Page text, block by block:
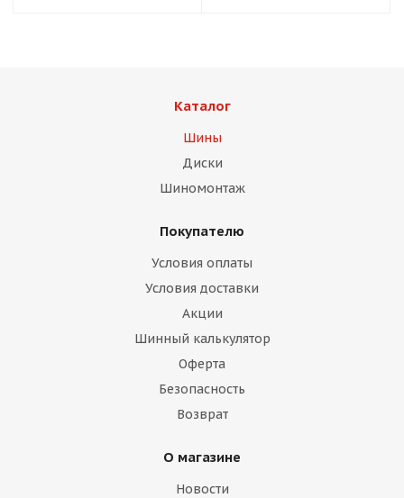
Каталог
Шины
Диски
Шиномонтаж
Покупателю
Условия оплаты
Условия доставки
Акции
Шинный калькулятор
Оферта
Безопасность
Возврат
О магазине
Новости